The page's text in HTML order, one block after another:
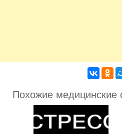
Похожие медицинские